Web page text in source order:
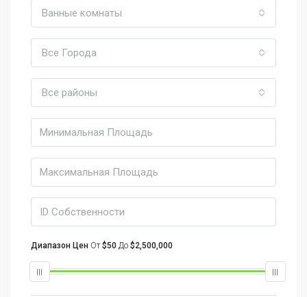
Ванные комнаты
Все Города
Все районы
Диапазон Цен От$50 До $2,500,000